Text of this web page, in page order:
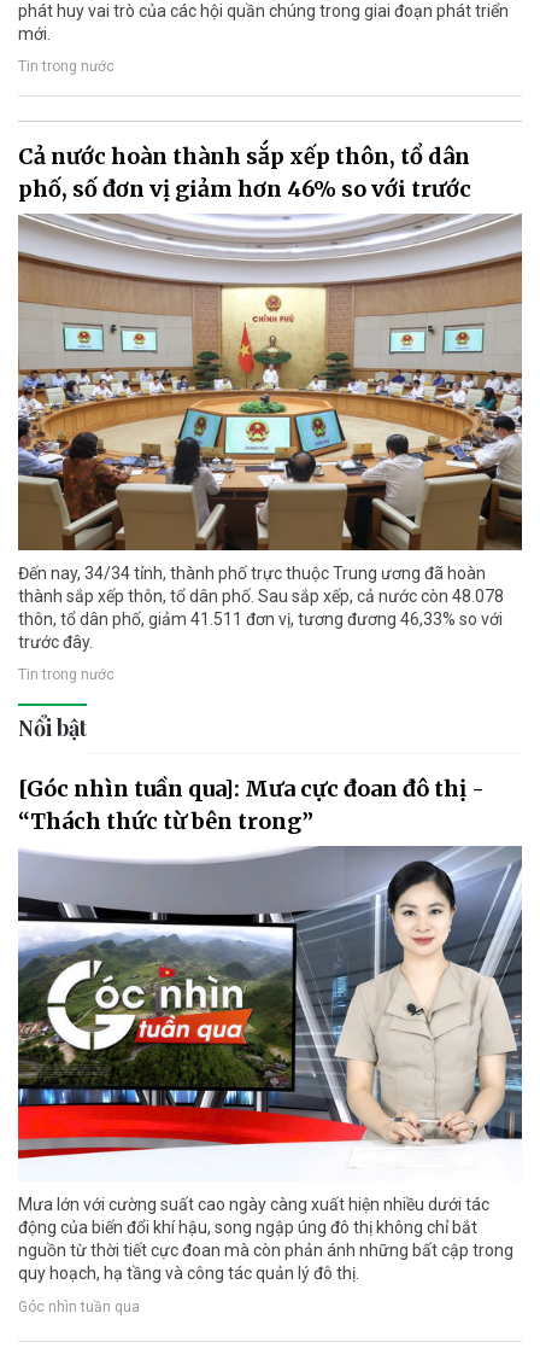
phát huy vai trò của các hội quần chúng trong giai đoạn phát triển
mới.
Tin trong nước
Cả nước hoàn thành sắp xếp thôn, tổ dân
phố, số đơn vị giảm hơn 46% so với trước
Đến nay, 34/34 tỉnh, thành phố trực thuộc Trung ương đã hoàn
thành sắp xếp thôn, tổ dân phố. Sau sắp xếp, cả nước còn 48.078
thôn, tổ dân phố, giảm 41.511 đơn vị, tương đương 46,33% so với
trước đây.
Tin trong nước
Nổi bật
[Góc nhìn tuần qua]: Mưa cực đoan đô thị -
“Thách thức từ bên trong”
Mưa lớn với cường suất cao ngày càng xuất hiện nhiều dưới tác
động của biến đổi khí hậu, song ngập úng đô thị không chỉ bắt
nguồn từ thời tiết cực đoan mà còn phản ánh những bất cập trong
quy hoạch, hạ tầng và công tác quản lý đô thị.
Góc nhìn tuần qua